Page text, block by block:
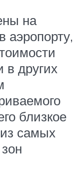
на
в других
близкое
самых